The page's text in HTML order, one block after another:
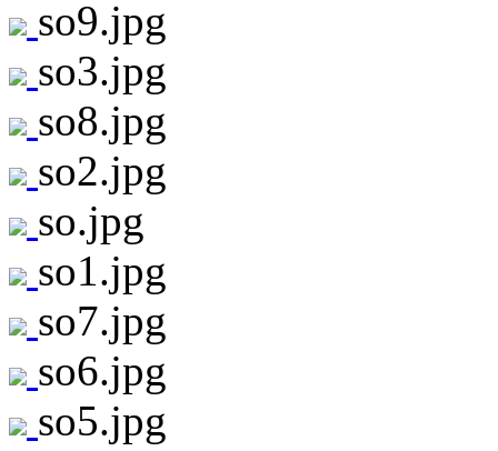
so9.jpg
so3.jpg
so8.jpg
so2.jpg
so.jpg
so1.jpg
so7.jpg
so6.jpg
so5.jpg